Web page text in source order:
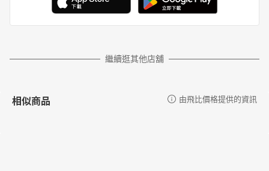
繼續逛其他店舖
相似商品 由飛比價格提供的資訊